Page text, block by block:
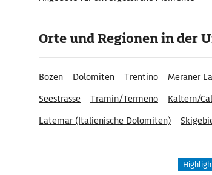
Orte und Regionen in der
Bozen Dolomiten Trentino Meraner
Seestrasse
Tramin/Termeno Kaltern/
Latemar (Italienische Dolomiten)